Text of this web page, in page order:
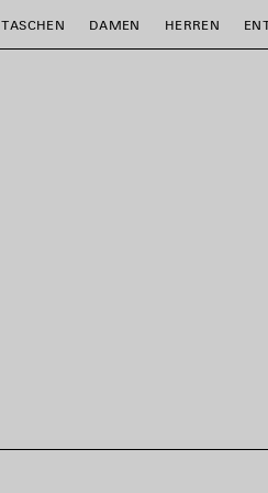
TASCHEN DAMEN HERREN